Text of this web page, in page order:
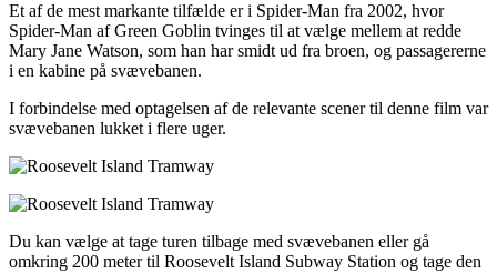
Et af de mest markante tilfælde er i Spider-Man fra 2002, hvor
Spider-Man af Green Goblin tvinges til at vælge mellem at redde
Mary Jane Watson, som han har smidt ud fra broen, og passagererne
i en kabine på svævebanen.
I forbindelse med optagelsen af de relevante scener til denne film var
svævebanen lukket i flere uger.
Du kan vælge at tage turen tilbage med svævebanen eller gå
omkring 200 meter til Roosevelt Island Subway Station og tage den